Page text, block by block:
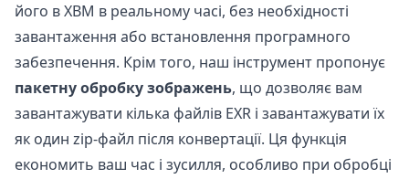
його в XBM в реальному часі, без необхідності
завантаження або встановлення програмного
забезпечення. Крім того, наш інструмент пропонує
пакетну обробку зображень, що дозволяє вам
завантажувати кілька файлів EXR і завантажувати їх
як один zip-файл після конвертації. Ця функція
економить ваш час і зусилля, особливо при обробці